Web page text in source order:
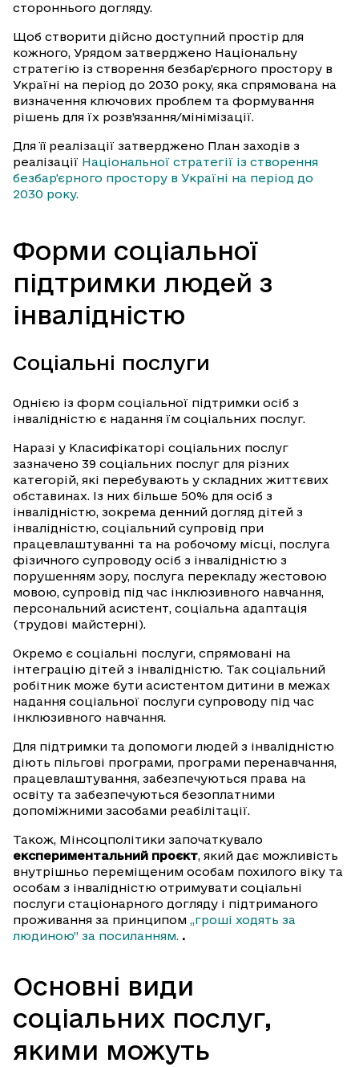
стороннього догляду.
Щоб створити дійсно доступний простір для
кожного, Урядом затверджено Національну
стратегію із створення безбар’єрного простору в
Україні на період до 2030 року, яка спрямована на
визначення ключових проблем та формування
рішень для їх розв’язання/мінімізації.
Для її реалізації затверджено План заходів з
реалізації Національної стратегії із створення
безбар'єрного простору в Україні на період до
2030 року.
Форми соціальної
підтримки людей з
інвалідністю
Соціальні послуги
Однією із форм соціальної підтримки осіб з
інвалідністю є надання їм соціальних послуг.
Наразі у Класифікаторі соціальних послуг
зазначено 39 соціальних послуг для різних
категорій, які перебувають у складних життєвих
обставинах. Із них більше 50% для осіб з
інвалідністю, зокрема денний догляд дітей з
інвалідністю, соціальний супровід при
працевлаштуванні та на робочому місці, послуга
фізичного супроводу осіб з інвалідністю з
порушенням зору, послуга перекладу жестовою
мовою, супровід під час інклюзивного навчання,
персональний асистент, соціальна адаптація
(трудові майстерні).
Окремо є соціальні послуги, спрямовані на
інтеграцію дітей з інвалідністю. Так соціальний
робітник може бути асистентом дитини в межах
надання соціальної послуги супроводу під час
інклюзивного навчання.
Для підтримки та допомоги людей з інвалідністю
діють пільгові програми, програми перенавчання,
працевлаштування, забезпечуються права на
освіту та забезпечуються безоплатними
допоміжними засобами реабілітації.
Також, Мінсоцполітики започаткувало
експериментальний проєкт, який дає можливість
внутрішньо переміщеним особам похилого віку та
особам з інвалідністю отримувати соціальні
послуги стаціонарного догляду і підтриманого
проживання за принципом „гроші ходять за
людиною” за посиланням. .
Основні види
соціальних послуг,
якими можуть